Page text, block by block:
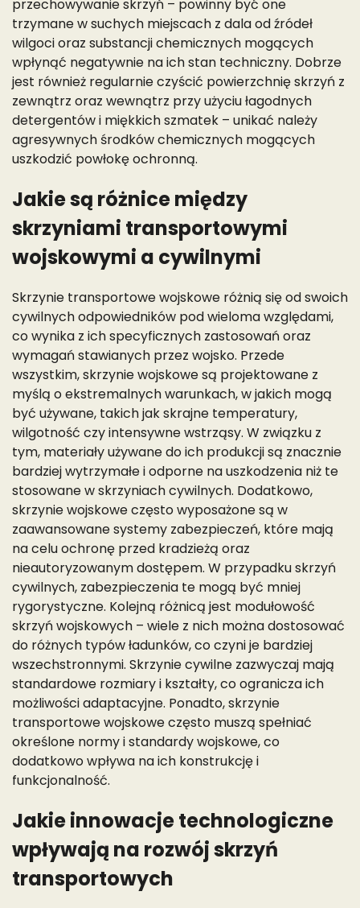
przechowywanie skrzyń – powinny być one
trzymane w suchych miejscach z dala od źródeł
wilgoci oraz substancji chemicznych mogących
wpłynąć negatywnie na ich stan techniczny. Dobrze
jest również regularnie czyścić powierzchnię skrzyń z
zewnątrz oraz wewnątrz przy użyciu łagodnych
detergentów i miękkich szmatek – unikać należy
agresywnych środków chemicznych mogących
uszkodzić powłokę ochronną.
Jakie są różnice między
skrzyniami transportowymi
wojskowymi a cywilnymi
Skrzynie transportowe wojskowe różnią się od swoich
cywilnych odpowiedników pod wieloma względami,
co wynika z ich specyficznych zastosowań oraz
wymagań stawianych przez wojsko. Przede
wszystkim, skrzynie wojskowe są projektowane z
myślą o ekstremalnych warunkach, w jakich mogą
być używane, takich jak skrajne temperatury,
wilgotność czy intensywne wstrząsy. W związku z
tym, materiały używane do ich produkcji są znacznie
bardziej wytrzymałe i odporne na uszkodzenia niż te
stosowane w skrzyniach cywilnych. Dodatkowo,
skrzynie wojskowe często wyposażone są w
zaawansowane systemy zabezpieczeń, które mają
na celu ochronę przed kradzieżą oraz
nieautoryzowanym dostępem. W przypadku skrzyń
cywilnych, zabezpieczenia te mogą być mniej
rygorystyczne. Kolejną różnicą jest modułowość
skrzyń wojskowych – wiele z nich można dostosować
do różnych typów ładunków, co czyni je bardziej
wszechstronnymi. Skrzynie cywilne zazwyczaj mają
standardowe rozmiary i kształty, co ogranicza ich
możliwości adaptacyjne. Ponadto, skrzynie
transportowe wojskowe często muszą spełniać
określone normy i standardy wojskowe, co
dodatkowo wpływa na ich konstrukcję i
funkcjonalność.
Jakie innowacje technologiczne
wpływają na rozwój skrzyń
transportowych